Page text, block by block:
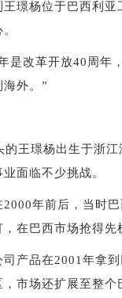
杨位于巴西利亚工
改革开放40周年，
外。”
璟杨出生于浙江
面临不少挑战。
年前后，当时巴
在巴西市场抢得先
品在2001年拿到
市场还扩展至整个